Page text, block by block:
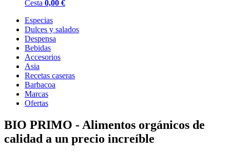
Cesta 0,00 €
Especias
Dulces y salados
Despensa
Bebidas
Accesorios
Asia
Recetas caseras
Barbacoa
Marcas
Ofertas
BIO PRIMO - Alimentos orgánicos de
calidad a un precio increíble